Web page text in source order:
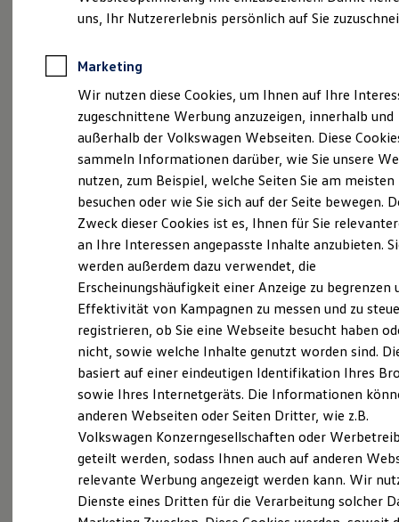
Großkunden
Behörden
Anpfiff zum Gewinn
Elektroautos
ID. Tutorials
Elektrofahrzeugkonzepte
Reichweite
Reichweite der ID. Modelle
Reichweite im Winter
Laden
Laden unterwegs
Laden Zuhause
Ladezeitensimulator
Batterie
Sicherheit
Garantie und Lebensdauer
Nachhaltigkeit
Technologie
Kosten und Kauf
Verbrauchskosten
Kaufoptionen
E-Auto-Förderung
Software und Konnektivität
Die ID. Software 6
ID. Software Versionen und Updates
Digitale Extras
Schnittstellen zu Ihrem ID.
(Impressum & Rechtliches)
Probefahrt vereinbaren
Fahrzeugangebot anfordern
Servicetermin buchen
uns, Ihr Nutzererlebnis persönlich auf Sie
Marketing
Wir nutzen diese Cookies, um Ihnen auf Ihre
zugeschnittene Werbung anzuzeigen, innerhalb und
außerhalb der Volkswagen Webseiten. Diese
sammeln Informationen darüber, wie Sie unsere
nutzen, zum Beispiel, welche Seiten Sie am meisten
besuchen oder wie Sie sich auf der Seite bewegen.
Zweck dieser Cookies ist es, Ihnen für Sie
an Ihre Interessen angepasste Inhalte anzubieten.
werden außerdem dazu verwendet, die
Erscheinungshäufigkeit einer Anzeige zu begrenzen
Effektivität von Kampagnen zu messen und zu
registrieren, ob Sie eine Webseite besucht haben
nicht, sowie welche Inhalte genutzt worden sind.
basiert auf einer eindeutigen Identifikation Ihres
sowie Ihres Internetgeräts. Die Informationen
anderen Webseiten oder Seiten Dritter, wie z.B.
Volkswagen Konzerngesellschaften oder
geteilt werden, sodass Ihnen auch auf anderen
relevante Werbung angezeigt werden kann. Wir
Dienste eines Dritten für die Verarbeitung solcher